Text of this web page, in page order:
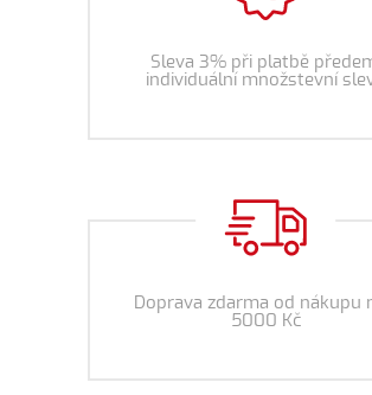
Sleva 3% při platbě
individuální množstevní
Doprava zdarma od nákupu
5000 Kč